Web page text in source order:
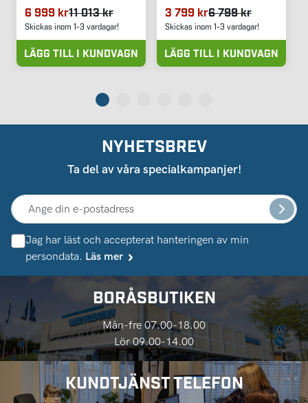
6 999 kr11 013 kr
Skickas inom 1-3 vardagar!
LÄGG TILL I KUNDVAGN
3 799 kr6 799 kr
Skickas inom 1-3 vardagar!
LÄGG TILL I KUNDVAGN
NYHETSBREV
Ta del av våra specialkampanjer!
Jag har läst och accepterat hanteringen av min
persondata. Läs mer
BORÅSBUTIKEN
Mån-fre 07.00-18.00
Lör 09.00-14.00
KUNDTJÄNST TELEFON